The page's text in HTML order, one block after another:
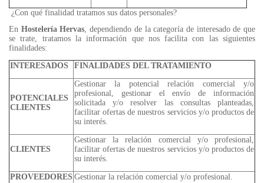
¿Con qué finalidad tratamos sus datos personales?
En Hostelería Hervas , dependiendo de la categoría de interesado de que
se trate, tratamos la información que nos facilita con las siguientes
finalidades:
INTERESADOS
FINALIDADES DEL TRATAMIENTO
POTENCIALES
CLIENTES
Gestionar la potencial relación comercial y/o
profesional, gestionar el envío de información
solicitada y/o resolver las consultas planteadas,
facilitar ofertas de nuestros servicios y/o productos de
su interés.
CLIENTES
Gestionar la relación comercial y/o profesional,
facilitar ofertas de nuestros servicios y/o productos de
su interés.
PROVEEDORES Gestionar la relación comercial y/o profesional.